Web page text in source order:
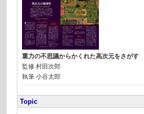
重力の不思議からかくれた高次元をさがす
監修村田次郎
執筆小谷太郎
Topic